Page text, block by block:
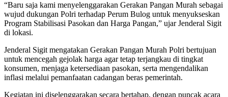
“Baru saja kami menyelenggarakan Gerakan Pangan Murah sebagai
wujud dukungan Polri terhadap Perum Bulog untuk menyukseskan
Program Stabilisasi Pasokan dan Harga Pangan,” ujar Jenderal Sigit
di lokasi.
Jenderal Sigit mengatakan Gerakan Pangan Murah Polri bertujuan
untuk mencegah gejolak harga agar tetap terjangkau di tingkat
konsumen, menjaga ketersediaan pasokan, serta mengendalikan
inflasi melalui pemanfaatan cadangan beras pemerintah.
Kegiatan ini diselenggarakan secara bertahap, dengan puncak acara